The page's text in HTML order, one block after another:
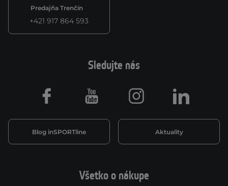
Predajňa Trenčín
+421 917 864 593
Všetko o nákupe
Sledujte nás
Blog inSPORTline Aktuality
Facebook Youtube Instagram LinkedIn